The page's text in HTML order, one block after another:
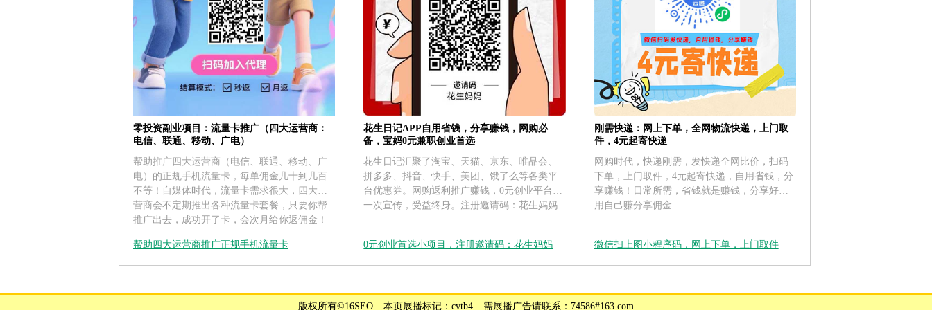
零投资副业项目：流量卡推广（四大运营商：
电信、联通、移动、广电）
帮助推广四大运营商（电信、联通、移动、广
电）的正规手机流量卡，每单佣金几十到几百
不等！自媒体时代，流量卡需求很大，四大运
营商会不定期推出各种流量卡套餐，只要你帮
推广出去，成功开了卡，会次月给你返佣金！
帮助四大运营商推广正规手机流量卡
花生日记APP自用省钱，分享赚钱，网购必
备，宝妈0元兼职创业首选
花生日记汇聚了淘宝、天猫、京东、唯品会、
拼多多、抖音、快手、美团、饿了么等各类平
台优惠券。网购返利推广赚钱，0元创业平台，
一次宣传，受益终身。注册邀请码：花生妈妈
0元创业首选小项目，注册邀请码：花生妈妈
刚需快递：网上下单，全网物流快递，上门取
件，4元起寄快递
网购时代，快递刚需，发快递全网比价，扫码
下单，上门取件，4元起寄快递，自用省钱，分
享赚钱！日常所需，省钱就是赚钱，分享好友
用自己赚分享佣金
微信扫上图小程序码，网上下单，上门取件
版权所有©16SEO _ 本页展播标记：cytb4 _ 需展播广告请联系：74586#163.com